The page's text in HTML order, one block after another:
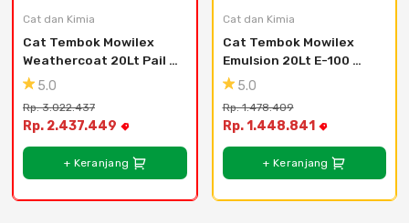
Cat dan Kimia
Cat Tembok Mowilex
Weathercoat 20Lt Pail
Plastik - Candi
5.0
Rp. 3.022.437
Rp. 2.437.449
+ Keranjang
Cat dan Kimia
Cat Tembok Mowilex
Emulsion 20Lt E-100
Warna Putih
5.0
Rp. 1.478.409
Rp. 1.448.841
+ Keranjang